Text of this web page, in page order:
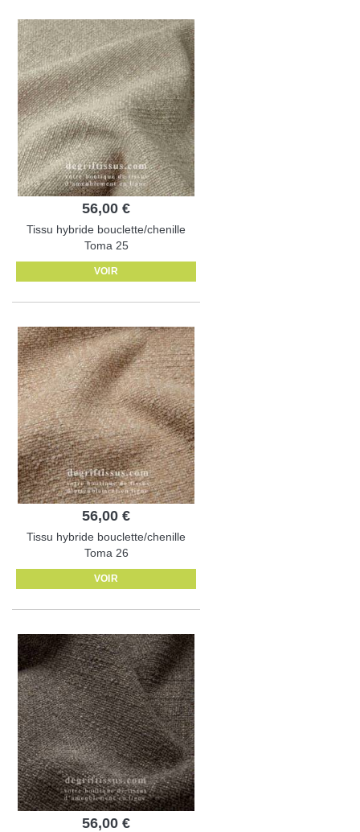
56,00 €
Tissu hybride bouclette/chenille
Toma 25
VOIR
56,00 €
Tissu hybride bouclette/chenille
Toma 26
VOIR
56,00 €